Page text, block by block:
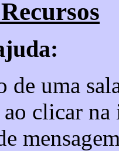
de uma
ao clicar